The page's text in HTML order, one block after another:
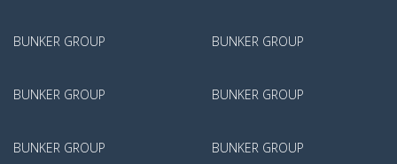
BUNKER GROUP
BUNKER GROUP
BUNKER GROUP
BUNKER GROUP
BUNKER GROUP
BUNKER GROUP